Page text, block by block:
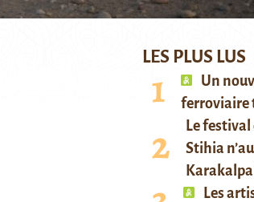
LES PLUS LUS
Un
ferroviaire
Le
Stihia
Les